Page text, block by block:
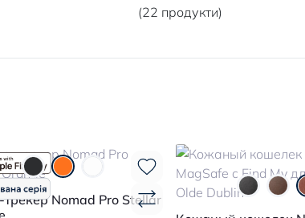
(22 продукти)
Nomad Pro Stellar